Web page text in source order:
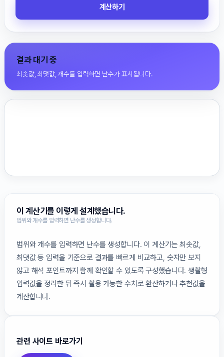
계산하기
결과 대기 중
최솟값, 최댓값, 개수를 입력하면 난수가 표시됩니다.
이 계산기를 이렇게 설계했습니다.
범위와 개수를 입력하면 난수를 생성합니다.
범위와 개수를 입력하면 난수를 생성합니다. 이 계산기는 최솟값,
최댓값 등 입력을 기준으로 결과를 빠르게 비교하고, 숫자만 보지
않고 해석 포인트까지 함께 확인할 수 있도록 구성했습니다. 생활형
입력값을 정리한 뒤 즉시 활용 가능한 수치로 환산하거나 추천값을
계산합니다.
관련 사이트 바로가기